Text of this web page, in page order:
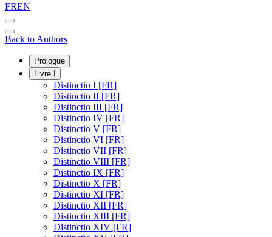
FREN
Back to Authors
Prologue
Livre I
Distinctio I [FR]
Distinctio II [FR]
Distinctio III [FR]
Distinctio IV [FR]
Distinctio V [FR]
Distinctio VI [FR]
Distinctio VII [FR]
Distinctio VIII [FR]
Distinctio IX [FR]
Distinctio X [FR]
Distinctio XI [FR]
Distinctio XII [FR]
Distinctio XIII [FR]
Distinctio XIV [FR]